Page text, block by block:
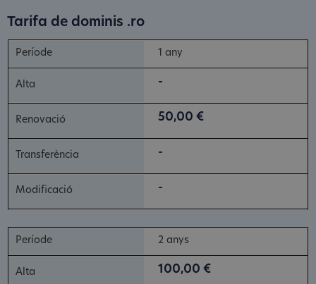
Tarifa de dominis .ro
1 any
-
50,00 €
-
-
2 anys
100,00 €